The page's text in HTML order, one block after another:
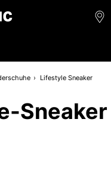
Lifestyle Sneaker